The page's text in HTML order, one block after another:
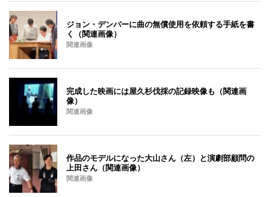
ジョン・デンバーに曲の無償使用を依頼する手紙を書
く（関連画像）
関連画像
完成した映画には屋久杉伐採の記録映像も（関連画
像）
関連画像
作品のモデルになった大山さん（左）と演劇部顧問の
上田さん（関連画像）
関連画像